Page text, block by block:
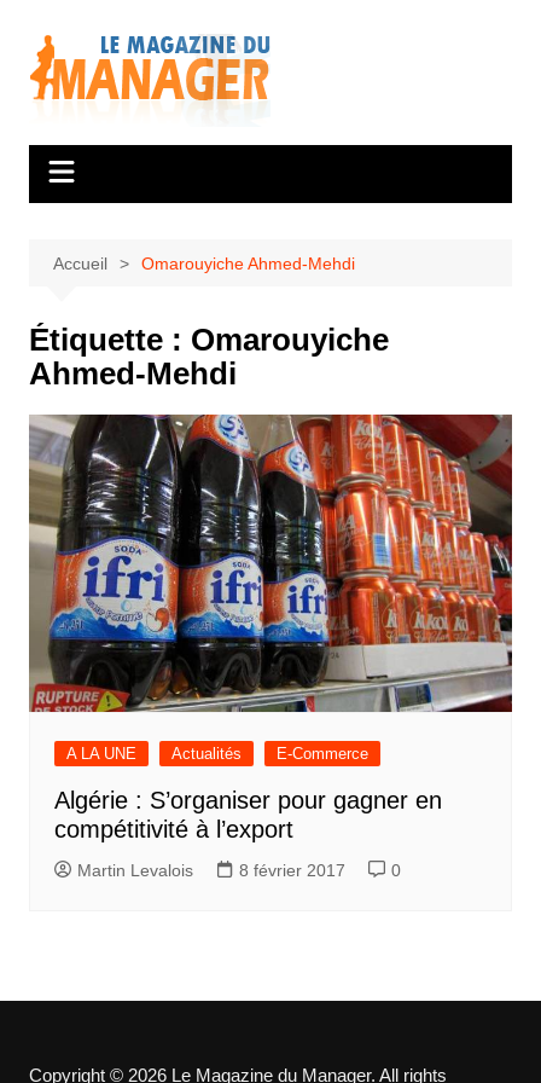
contenu
Accueil Omarouyiche Ahmed-Mehdi
Étiquette : Omarouyiche
Ahmed-Mehdi
A LA UNE Actualités E-Commerce
Algérie : S’organiser pour gagner en
compétitivité à l’export
Martin Levalois 8 février 2017 0
Copyright © 2026 Le Magazine du Manager. All rights